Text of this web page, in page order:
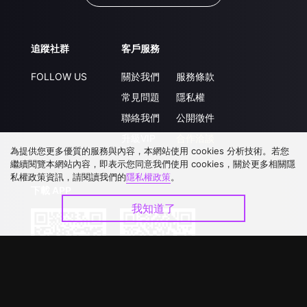
追蹤社群
FOLLOW US
客戶服務
關於我們
常見問題
聯絡我們
服務條款
隱私權
公開徵件
為提供您更多優質的服務與內容，本網站使用 cookies 分析技術。若您
繼續閱覽本網站內容，即表示您同意我們使用 cookies，關於更多相關隱
私權政策資訊，請閱讀我們的隱私權政策。
我知道了